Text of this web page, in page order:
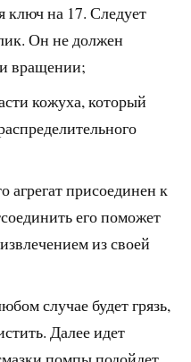
ключ на 17. Следует
Он не должен
вращении;
кожуха, который
агрегат присоединен к
его поможет
из своей
случае будет грязь,
Далее идет